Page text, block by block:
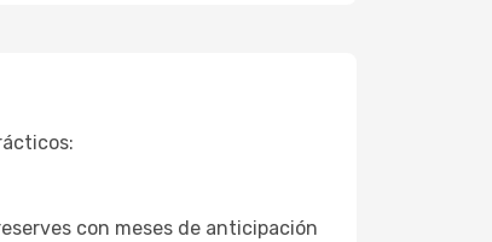
con meses de anticipación